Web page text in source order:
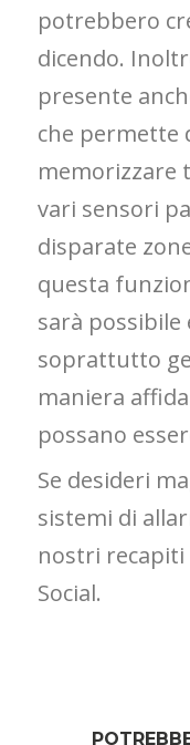
potrebbero
dicendo.
presente
che permette
memorizzare
vari sensori
disparate
questa
sarà
soprattutto
maniera
possano
Se desideri
sistemi di
nostri
Social.